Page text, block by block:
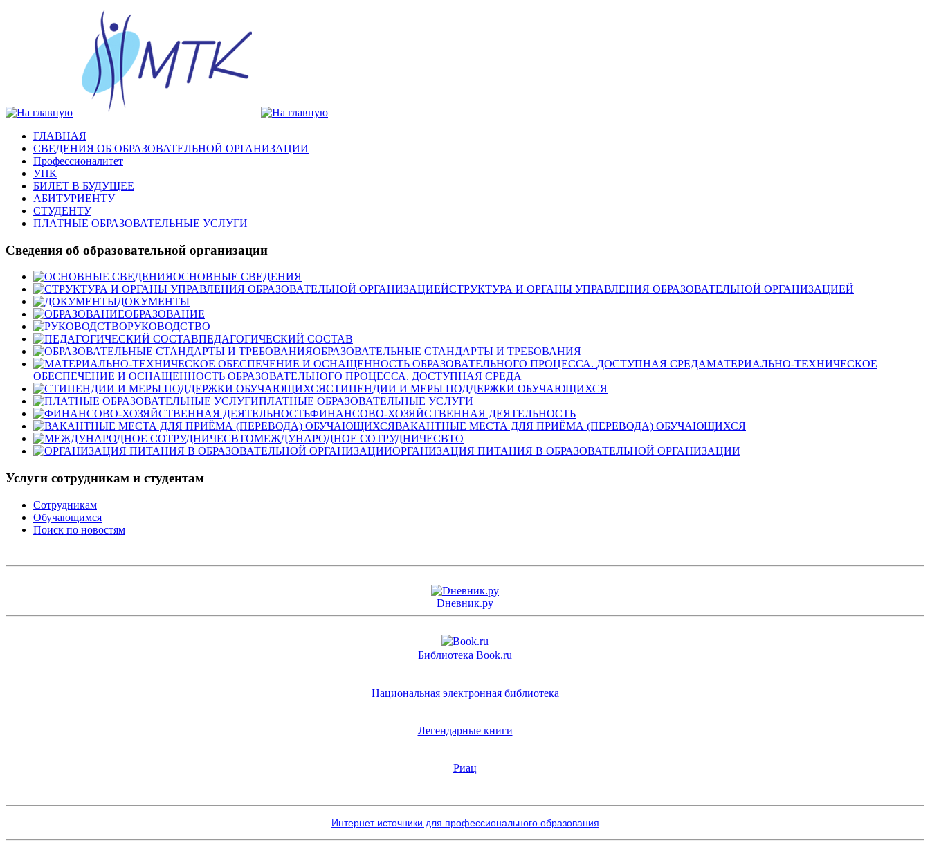
ГЛАВНАЯ
СВЕДЕНИЯ ОБ ОБРАЗОВАТЕЛЬНОЙ ОРГАНИЗАЦИИ
Профессионалитет
УПК
БИЛЕТ В БУДУЩЕЕ
АБИТУРИЕНТУ
СТУДЕНТУ
ПЛАТНЫЕ ОБРАЗОВАТЕЛЬНЫЕ УСЛУГИ
Сведения об образовательной организации
ОСНОВНЫЕ СВЕДЕНИЯ
СТРУКТУРА И ОРГАНЫ УПРАВЛЕНИЯ ОБРАЗОВАТЕЛЬНОЙ ОРГАНИЗАЦИЕЙ
ДОКУМЕНТЫ
ОБРАЗОВАНИЕ
РУКОВОДСТВО
ПЕДАГОГИЧЕСКИЙ СОСТАВ
ОБРАЗОВАТЕЛЬНЫЕ СТАНДАРТЫ И ТРЕБОВАНИЯ
МАТЕРИАЛЬНО-ТЕХНИЧЕСКОЕ
ОБЕСПЕЧЕНИЕ И ОСНАЩЕННОСТЬ ОБРАЗОВАТЕЛЬНОГО ПРОЦЕССА. ДОСТУПНАЯ СРЕДА
СТИПЕНДИИ И МЕРЫ ПОДДЕРЖКИ ОБУЧАЮЩИХСЯ
ПЛАТНЫЕ ОБРАЗОВАТЕЛЬНЫЕ УСЛУГИ
ФИНАНСОВО-ХОЗЯЙСТВЕННАЯ ДЕЯТЕЛЬНОСТЬ
ВАКАНТНЫЕ МЕСТА ДЛЯ ПРИЁМА (ПЕРЕВОДА) ОБУЧАЮЩИХСЯ
МЕЖДУНАРОДНОЕ СОТРУДНИЧЕСВТО
ОРГАНИЗАЦИЯ ПИТАНИЯ В ОБРАЗОВАТЕЛЬНОЙ ОРГАНИЗАЦИИ
Услуги сотрудникам и студентам
Сотрудникам
Обучающимся
Поиск по новостям
Dневник.ру
Библиотека Book.ru
Национальная электронная библиотека
Легендарные книги
Риац
Интернет источники для профессионального образования